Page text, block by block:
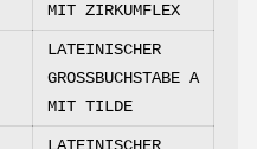
MIT ZIRKUMFLEX
LATEINISCHER
GROSSBUCHSTABE A
MIT TILDE